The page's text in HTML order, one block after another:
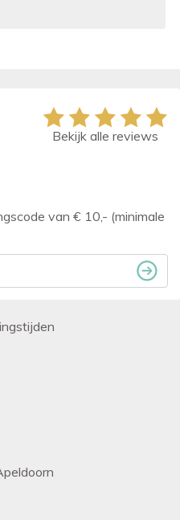
van € 10,- (minimale
Bekijk alle reviews